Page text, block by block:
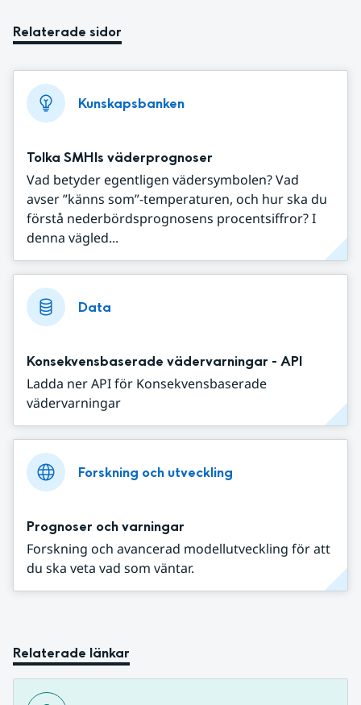
Relaterade sidor
Kunskapsbanken
Tolka SMHIs väderprognoser
Vad betyder egentligen vädersymbolen? Vad
avser ”känns som”-temperaturen, och hur ska du
förstå nederbördsprognosens procentsiffror? I
denna vägled...
Data
Konsekvensbaserade vädervarningar - API
Ladda ner API för Konsekvensbaserade
vädervarningar
Forskning och utveckling
Prognoser och varningar
Forskning och avancerad modellutveckling för att
du ska veta vad som väntar.
Relaterade länkar